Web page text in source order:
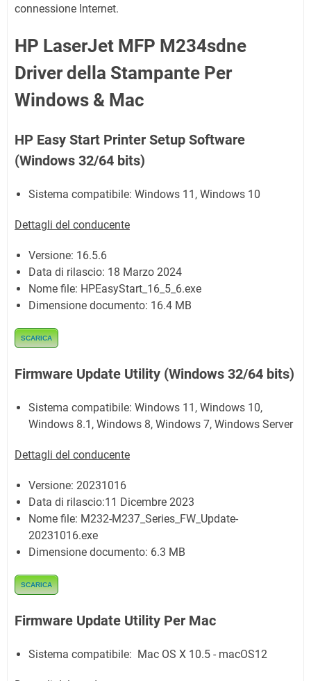
connessione Internet.
HP LaserJet MFP M234sdne
Driver della Stampante Per
Windows & Mac
HP Easy Start Printer Setup Software
(Windows 32/64 bits)
Sistema compatibile: Windows 11, Windows 10
Dettagli del conducente
Versione: 16.5.6
Data di rilascio: 18 Marzo 2024
Nome file: HPEasyStart_16_5_6.exe
Dimensione documento: 16.4 MB
SCARICA
Firmware Update Utility (Windows 32/64 bits)
Sistema compatibile: Windows 11, Windows 10,
Windows 8.1, Windows 8, Windows 7, Windows Server
Dettagli del conducente
Versione: 20231016
Data di rilascio:11 Dicembre 2023
Nome file: M232-M237_Series_FW_Update-
20231016.exe
Dimensione documento: 6.3 MB
SCARICA
Firmware Update Utility Per Mac
Sistema compatibile: Mac OS X 10.5 - macOS12